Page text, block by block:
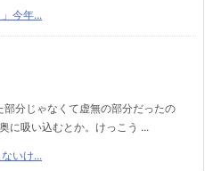
今年...
部分じゃなくて虚無の部分だったの
に吸い込むとか。けっこう ...
いけ...